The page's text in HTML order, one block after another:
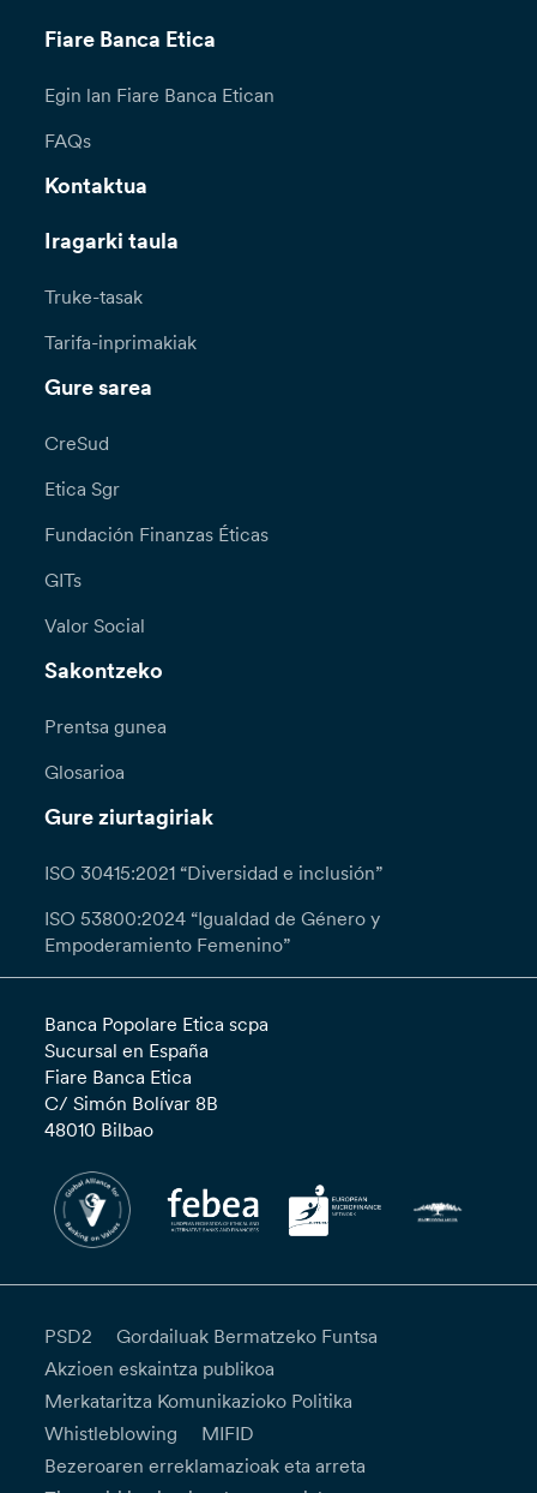
Fiare Banca Etica
Egin lan Fiare Banca Etican
FAQs
Kontaktua
Iragarki taula
Truke-tasak
Tarifa-inprimakiak
Gure sarea
CreSud
Etica Sgr
Fundación Finanzas Éticas
GITs
Valor Social
Sakontzeko
Prentsa gunea
Glosarioa
Gure ziurtagiriak
ISO 30415:2021 “Diversidad e inclusión”
ISO 53800:2024 “Igualdad de Género y
Empoderamiento Femenino”
Banca Popolare Etica scpa
Sucursal en España
Fiare Banca Etica
C/ Simón Bolívar 8B
48010 Bilbao
PSD2
Gordailuak Bermatzeko Funtsa
Akzioen eskaintza publikoa
Merkataritza Komunikazioko Politika
Whistleblowing
MIFID
Bezeroaren erreklamazioak eta arreta